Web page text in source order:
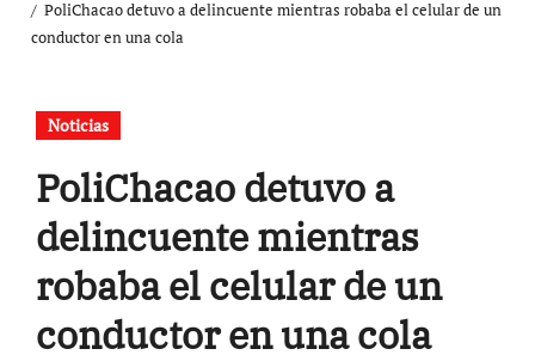
PoliChacao detuvo a delincuente mientras robaba el celular de un
conductor en una cola
Noticias
PoliChacao detuvo a
delincuente mientras
robaba el celular de un
conductor en una cola